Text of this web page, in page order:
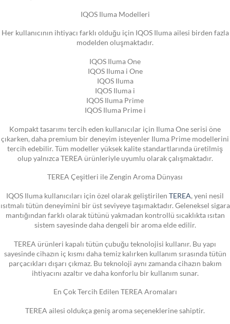
IQOS Iluma Modelleri
Her kullanıcının ihtiyacı farklı olduğu için IQOS Iluma ailesi birden fazla
modelden oluşmaktadır.
IQOS Iluma One
IQOS Iluma i One
IQOS Iluma
IQOS Iluma i
IQOS Iluma Prime
IQOS Iluma Prime i
Kompakt tasarımı tercih eden kullanıcılar için Iluma One serisi öne
çıkarken, daha premium bir deneyim isteyenler Iluma Prime modellerini
tercih edebilir. Tüm modeller yüksek kalite standartlarında üretilmiş
olup yalnızca TEREA ürünleriyle uyumlu olarak çalışmaktadır.
TEREA Çeşitleri ile Zengin Aroma Dünyası
IQOS Iluma kullanıcıları için özel olarak geliştirilen TEREA, yeni nesil
ısıtmalı tütün deneyimini bir üst seviyeye taşımaktadır. Geleneksel sigara
mantığından farklı olarak tütünü yakmadan kontrollü sıcaklıkta ısıtan
sistem sayesinde daha dengeli bir aroma elde edilir.
TEREA ürünleri kapalı tütün çubuğu teknolojisi kullanır. Bu yapı
sayesinde cihazın iç kısmı daha temiz kalırken kullanım sırasında tütün
parçacıkları dışarı çıkmaz. Bu teknoloji aynı zamanda cihazın bakım
ihtiyacını azaltır ve daha konforlu bir kullanım sunar.
En Çok Tercih Edilen TEREA Aromaları
TEREA ailesi oldukça geniş aroma seçeneklerine sahiptir.